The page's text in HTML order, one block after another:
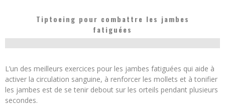
Tiptoeing pour combattre les jambes
fatiguées
L’un des meilleurs exercices pour les jambes fatiguées qui aide à
activer la circulation sanguine, à renforcer les mollets et à tonifier
les jambes est de se tenir debout sur les orteils pendant plusieurs
secondes.